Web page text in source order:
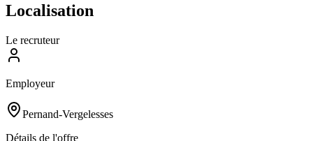
Localisation
Le recruteur
Employeur
Pernand-Vergelesses
Détails de l'offre